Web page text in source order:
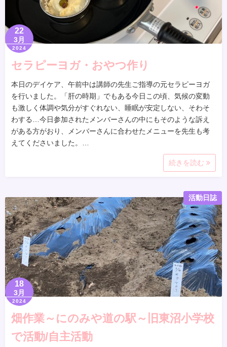
22
3月
2024
セラピーヨガ・おやつ作り
本日のデイケア、午前中は講師の先生ご指導の元セラピーヨガ
を行いました。「肝の時期」でもある今日この頃、気候の変動
も激しく体調や気分がすぐれない、睡眠が安定しない、そわそ
わする…今日参加されたメンバーさんの中にもそのような訴え
がある方がおり、メンバーさんに合わせたメニューを先生も考
えてくださいました。…
続きを読む
活動日誌
18
3月
2024
畑作業～にのみや道の駅～旧東沼小学校
で活動/自主活動